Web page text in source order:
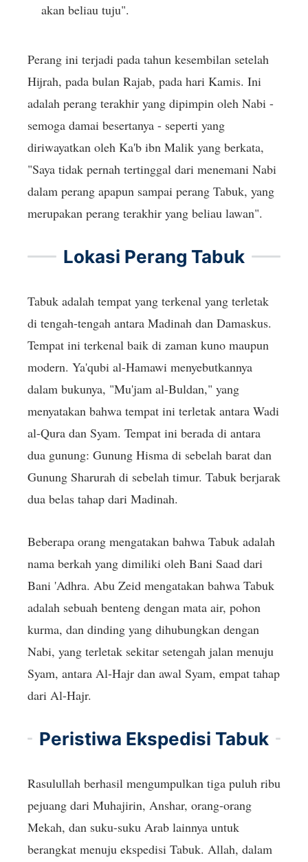
akan beliau tuju".
Perang ini terjadi pada tahun kesembilan setelah
Hijrah, pada bulan Rajab, pada hari Kamis. Ini
adalah perang terakhir yang dipimpin oleh Nabi -
semoga damai besertanya - seperti yang
diriwayatkan oleh Ka'b ibn Malik yang berkata,
"Saya tidak pernah tertinggal dari menemani Nabi
dalam perang apapun sampai perang Tabuk, yang
merupakan perang terakhir yang beliau lawan".
Lokasi Perang Tabuk
Tabuk adalah tempat yang terkenal yang terletak
di tengah-tengah antara Madinah dan Damaskus.
Tempat ini terkenal baik di zaman kuno maupun
modern. Ya'qubi al-Hamawi menyebutkannya
dalam bukunya, "Mu'jam al-Buldan," yang
menyatakan bahwa tempat ini terletak antara Wadi
al-Qura dan Syam. Tempat ini berada di antara
dua gunung: Gunung Hisma di sebelah barat dan
Gunung Sharurah di sebelah timur. Tabuk berjarak
dua belas tahap dari Madinah.
Beberapa orang mengatakan bahwa Tabuk adalah
nama berkah yang dimiliki oleh Bani Saad dari
Bani 'Adhra. Abu Zeid mengatakan bahwa Tabuk
adalah sebuah benteng dengan mata air, pohon
kurma, dan dinding yang dihubungkan dengan
Nabi, yang terletak sekitar setengah jalan menuju
Syam, antara Al-Hajr dan awal Syam, empat tahap
dari Al-Hajr.
Peristiwa Ekspedisi Tabuk
Rasulullah berhasil mengumpulkan tiga puluh ribu
pejuang dari Muhajirin, Anshar, orang-orang
Mekah, dan suku-suku Arab lainnya untuk
berangkat menuju ekspedisi Tabuk. Allah, dalam